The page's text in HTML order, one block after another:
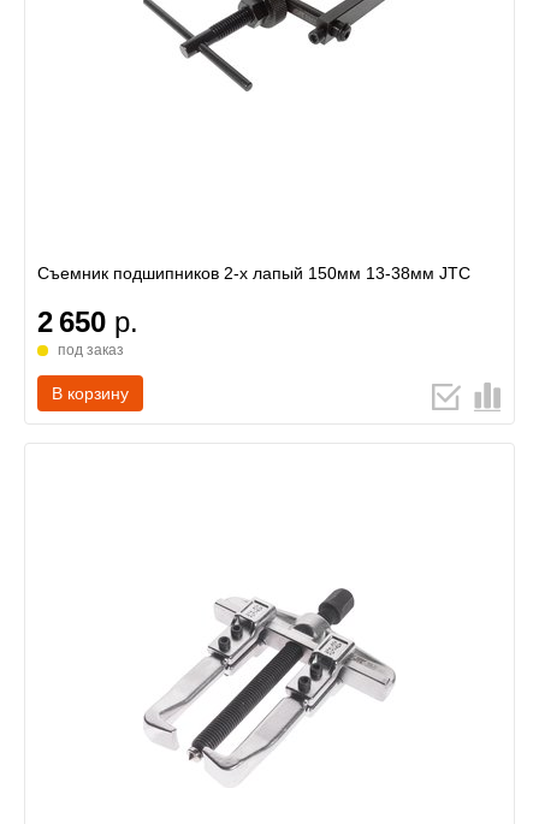
Съемник подшипников 2-х лапый 150мм 13-38мм JTC
2 650 р.
под заказ
В корзину